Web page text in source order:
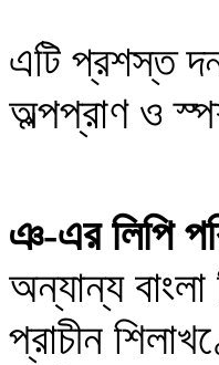
এটি প্রশস্ত
অল্পপ্রাণ ও
ঞ-এর লিপি
অন্যান্য
প্রাচীন